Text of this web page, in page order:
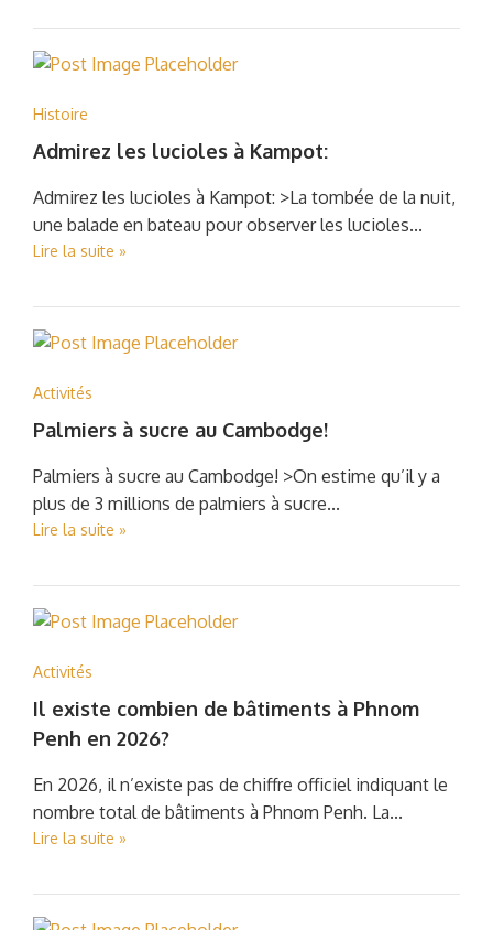
Histoire
Admirez les lucioles à Kampot:
Admirez les lucioles à Kampot: >La tombée de la nuit,
une balade en bateau pour observer les lucioles...
Lire la suite »
Activités
Palmiers à sucre au Cambodge!
Palmiers à sucre au Cambodge! >On estime qu’il y a
plus de 3 millions de palmiers à sucre...
Lire la suite »
Activités
Il existe combien de bâtiments à Phnom
Penh en 2026?
En 2026, il n’existe pas de chiffre officiel indiquant le
nombre total de bâtiments à Phnom Penh. La...
Lire la suite »